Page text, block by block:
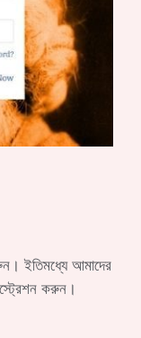
ইতিমধ্যে আমাদের
করুন।